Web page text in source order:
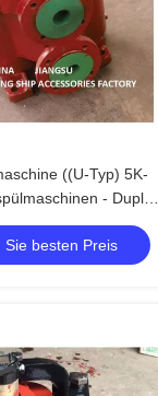
((U-Typ) 5K-
- Duplex-
Sie besten Preis